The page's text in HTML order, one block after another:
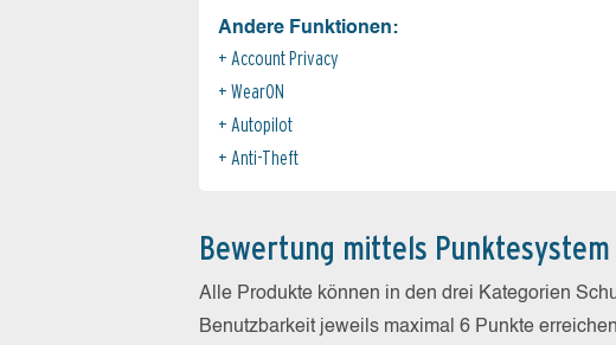
Andere Funktionen:
Account Privacy
WearON
Autopilot
Anti-Theft
Bewertung mittels Punktesystem
Alle Produkte können in den drei Kategorien
Benutzbarkeit jeweils maximal 6 Punkte